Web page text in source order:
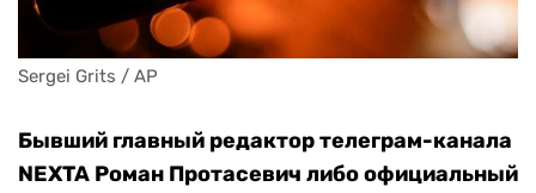
Sergei Grits / AP
Бывший главный редактор телеграм-канала
NEXTA Роман Протасевич либо официальный